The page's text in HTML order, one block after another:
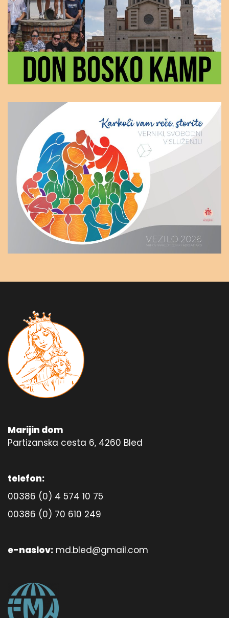
Marijin dom
Partizanska cesta 6, 4260 Bled
telefon:
00386 (0) 4 574 10 75
00386 (0) 70 610 249
e-naslov: md.bled@gmail.com